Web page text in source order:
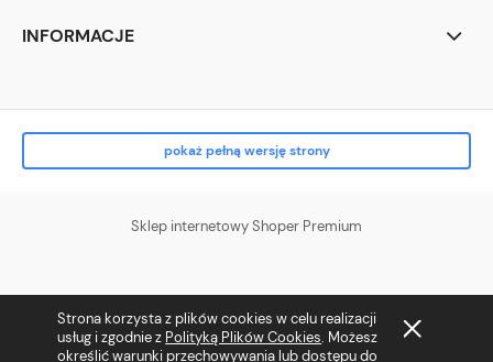
Strona korzysta z plików cookies w celu realizacji
usług i zgodnie z Polityką Plików Cookies. Możesz
określić warunki przechowywania lub dostępu do
INFORMACJE
pokaż pełną wersję strony
Sklep internetowy Shoper Premium